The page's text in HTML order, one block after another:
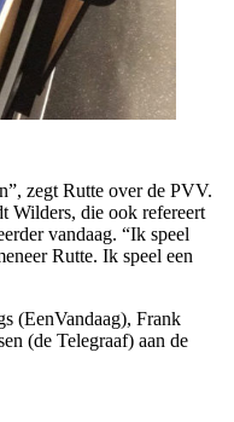
zegt Rutte over de PVV.
Wilders, die ook refereert
vandaag. “Ik speel
Rutte. Ik speel een
(EenVandaag), Frank
(de Telegraaf) aan de